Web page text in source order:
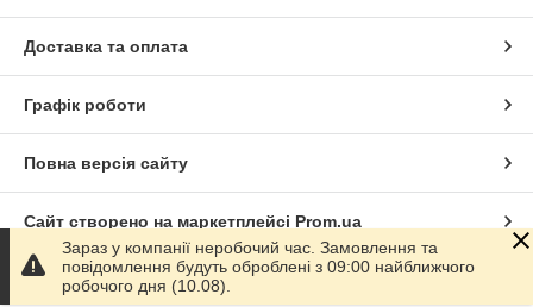
Доставка та оплата
Графік роботи
Повна версія сайту
Сайт створено на маркетплейсі Prom.ua
Політика конфіденційності
Зараз у компанії неробочий час. Замовлення та
повідомлення будуть оброблені з 09:00 найближчого
робочого дня (10.08).